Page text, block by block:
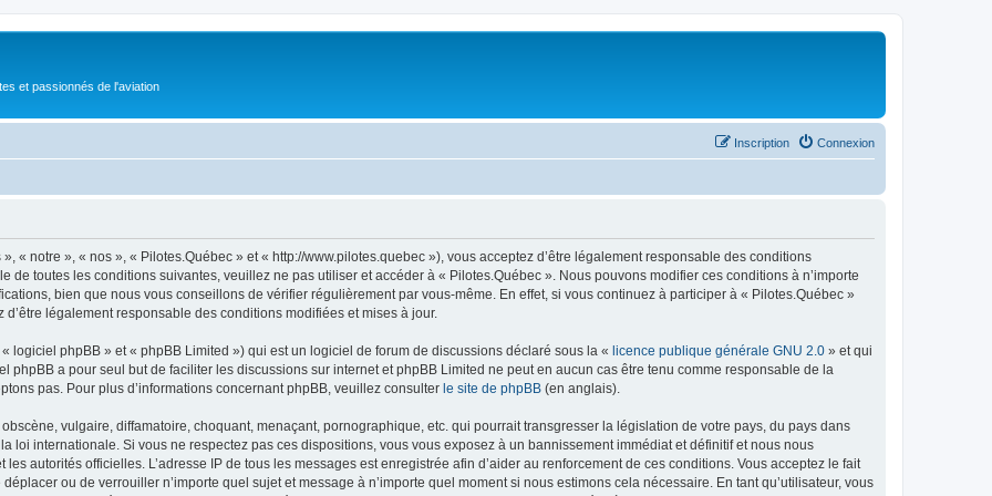
et passionnés de l'aviation
Connexion
Inscription
« notre », « nos », « Pilotes.Québec » et « http://www.pilotes.quebec »), vous acceptez d’être légalement responsable des conditions
de toutes les conditions suivantes, veuillez ne pas utiliser et accéder à « Pilotes.Québec ». Nous pouvons modifier ces conditions à n’importe
bien que nous vous conseillons de vérifier régulièrement par vous-même. En effet, si vous continuez à participer à « Pilotes.Québec »
légalement responsable des conditions modifiées et mises à jour.
logiciel phpBB » et « phpBB Limited ») qui est un logiciel de forum de discussions déclaré sous la « licence publique générale GNU 2.0 » et qui
phpBB a pour seul but de faciliter les discussions sur internet et phpBB Limited ne peut en aucun cas être tenu comme responsable de la
pas. Pour plus d’informations concernant phpBB, veuillez consulter le site de phpBB (en anglais).
vulgaire, diffamatoire, choquant, menaçant, pornographique, etc. qui pourrait transgresser la législation de votre pays, du pays dans
loi internationale. Si vous ne respectez pas ces dispositions, vous vous exposez à un bannissement immédiat et définitif et nous nous
autorités officielles. L’adresse IP de tous les messages est enregistrée afin d’aider au renforcement de ces conditions. Vous acceptez le fait
ou de verrouiller n’importe quel sujet et message à n’importe quel moment si nous estimons cela nécessaire. En tant qu’utilisateur, vous